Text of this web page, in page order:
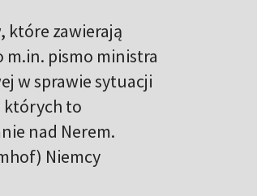
które zawierają
m.in. pismo ministra
w sprawie sytuacji
których to
nad Nerem.
Niemcy